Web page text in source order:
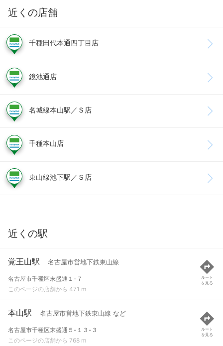
近くの店舗
千種田代本通四丁目店
鏡池通店
名城線本山駅／Ｓ店
千種本山店
東山線池下駅／Ｓ店
近くの駅
覚王山駅 名古屋市営地下鉄東山線
名古屋市千種区末盛通１-７
このページの店舗から 471 m
ルート
を見る
本山駅 名古屋市営地下鉄東山線 など
名古屋市千種区末盛通５-１３-３
このページの店舗から 768 m
ルート
を見る